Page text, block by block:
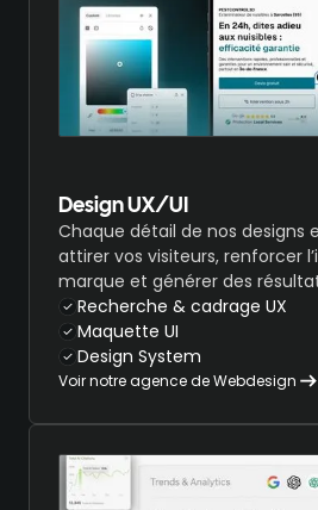
Design UX/UI
Chaque détail de nos designs
attirer vos visiteurs, renforcer
marque et générer des
Recherche & cadrage UX
Maquette UI
Design System
Voir notre agence de Webdesign